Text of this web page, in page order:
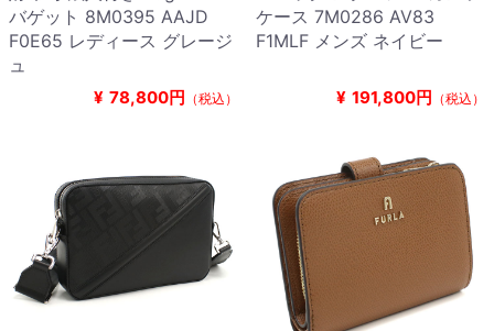
バゲット 8M0395 AAJD
F0E65 レディース グレージ
ュ
¥ 78,800円 （税込）
ケース 7M0286 AV83
F1MLF メンズ ネイビー
¥ 191,800円 （税込）